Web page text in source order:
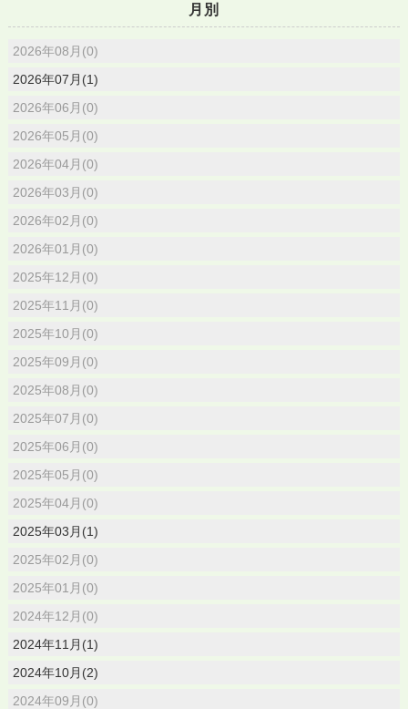
月別
2026年08月(0)
2026年07月(1)
2026年06月(0)
2026年05月(0)
2026年04月(0)
2026年03月(0)
2026年02月(0)
2026年01月(0)
2025年12月(0)
2025年11月(0)
2025年10月(0)
2025年09月(0)
2025年08月(0)
2025年07月(0)
2025年06月(0)
2025年05月(0)
2025年04月(0)
2025年03月(1)
2025年02月(0)
2025年01月(0)
2024年12月(0)
2024年11月(1)
2024年10月(2)
2024年09月(0)